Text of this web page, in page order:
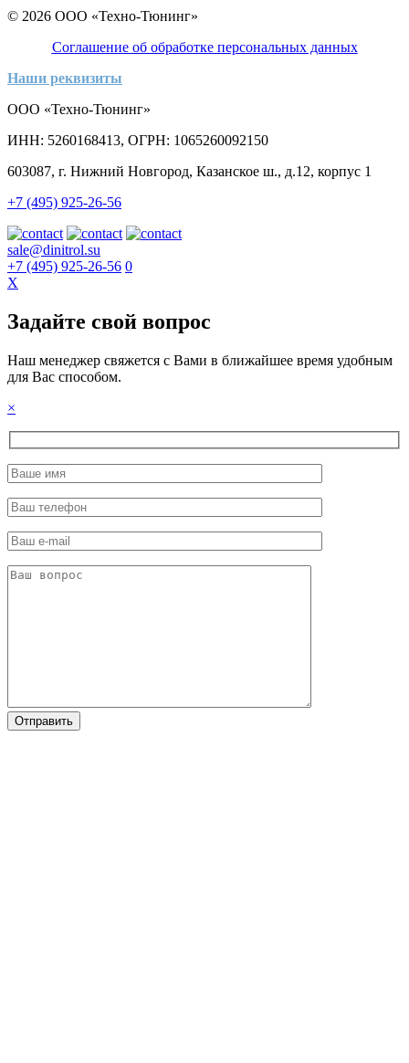
© 2026 ООО «Техно-Тюнинг»
Соглашение об обработке персональных данных
Наши реквизиты
ООО «Техно-Тюнинг»
ИНН: 5260168413, ОГРН: 1065260092150
603087, г. Нижний Новгород, Казанское ш., д.12, корпус 1
+7 (495) 925-26-56
sale@dinitrol.su
+7 (495) 925-26-56 0
X
Задайте свой вопрос
Наш менеджер свяжется с Вами в ближайшее время удобным
для Вас способом.
×